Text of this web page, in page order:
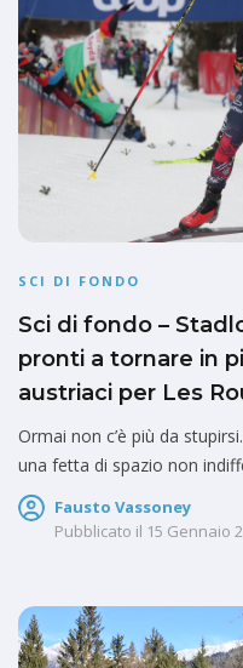
SCI DI FONDO
Sci di fondo –
pronti a tornare in
austriaci per Les
Ormai non c’è più da
una fetta di spazio non
Fausto Vassoney
Pubblicato il 15 Gennaio